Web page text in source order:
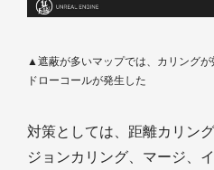
▲遮蔽が多いマップでは、カリング
ドローコールが発生した
対策としては、距離カリン
ジョンカリング、マージ、